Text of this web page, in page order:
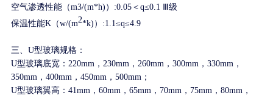
空气渗透性能（m3/(m*h)）:0.05＜q≤0.1 Ⅲ级
保温性能K（w/(m2*k)）:1.1≤q≤4.9
三、U型玻璃规格：
U型玻璃底宽：220mm，230mm，260mm，300mm，330mm，
350mm，400mm，450mm，500mm；
U型玻璃翼高：41mm，60mm，65mm，70mm，75mm，80mm，